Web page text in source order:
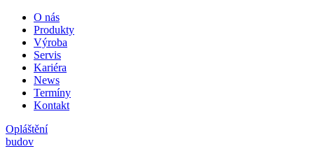
O nás
Produkty
Výroba
Servis
Kariéra
News
Termíny
Kontakt
Opláštění
budov